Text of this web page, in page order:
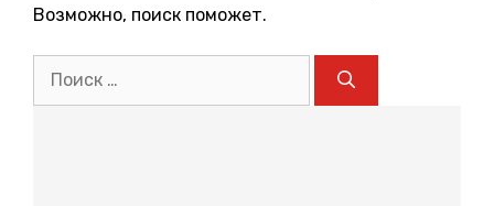
Возможно, поиск поможет.